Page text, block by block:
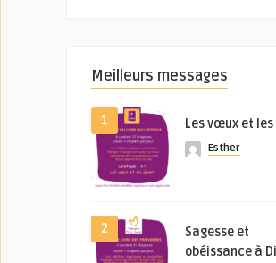
Meilleurs messages
1 Les vœux et
Esther
2
Sagesse et
obéissance à